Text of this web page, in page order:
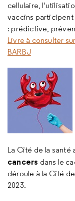
cellulaire,
vaccins participent
: prédictive,
Livre à consulter
BARBJ
La Cité de la santé
cancers dans le
déroule à la Cité
2023.